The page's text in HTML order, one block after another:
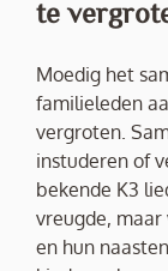
te
Moedig het
familieleden
vergroten.
instuderen of
bekende K3
vreugde,
en hun